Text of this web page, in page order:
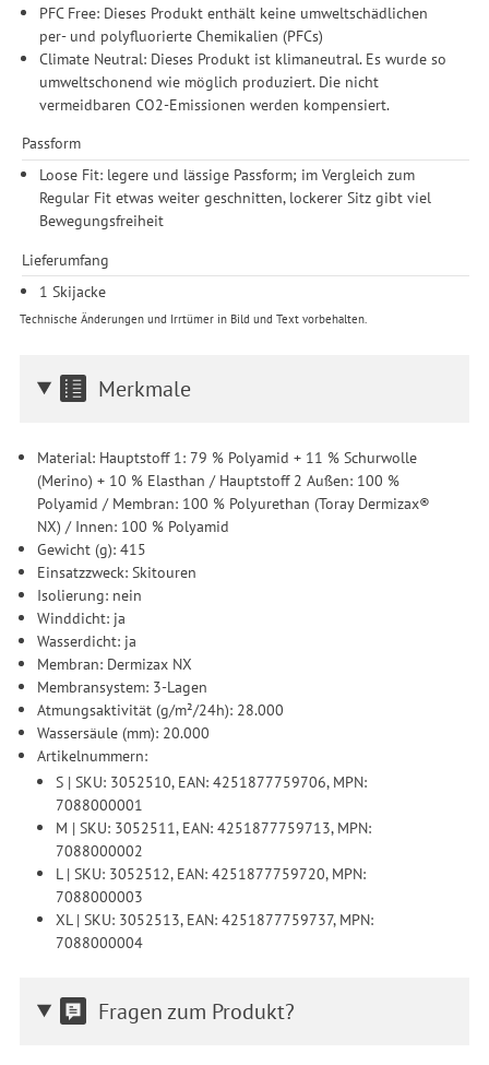
PFC Free: Dieses Produkt enthält keine umweltschädlichen
per- und polyfluorierte Chemikalien (PFCs)
Climate Neutral: Dieses Produkt ist klimaneutral. Es wurde so
umweltschonend wie möglich produziert. Die nicht
vermeidbaren CO2-Emissionen werden kompensiert.
Passform
Loose Fit: legere und lässige Passform; im Vergleich zum
Regular Fit etwas weiter geschnitten, lockerer Sitz gibt viel
Bewegungsfreiheit
Lieferumfang
1 Skijacke
Technische Änderungen und Irrtümer in Bild und Text vorbehalten.
Merkmale
Material: Hauptstoff 1: 79 % Polyamid + 11 % Schurwolle
(Merino) + 10 % Elasthan / Hauptstoff 2 Außen: 100 %
Polyamid / Membran: 100 % Polyurethan (Toray Dermizax®
NX) / Innen: 100 % Polyamid
Gewicht (g): 415
Einsatzzweck: Skitouren
Isolierung: nein
Winddicht: ja
Wasserdicht: ja
Membran: Dermizax NX
Membransystem: 3-Lagen
Atmungsaktivität (g/m²/24h): 28.000
Wassersäule (mm): 20.000
Artikelnummern:
S | SKU: 3052510, EAN: 4251877759706, MPN:
7088000001
M | SKU: 3052511, EAN: 4251877759713, MPN:
7088000002
L | SKU: 3052512, EAN: 4251877759720, MPN:
7088000003
XL | SKU: 3052513, EAN: 4251877759737, MPN:
7088000004
Fragen zum Produkt?